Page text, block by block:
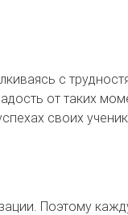
с
от таких
своих
Поэтому